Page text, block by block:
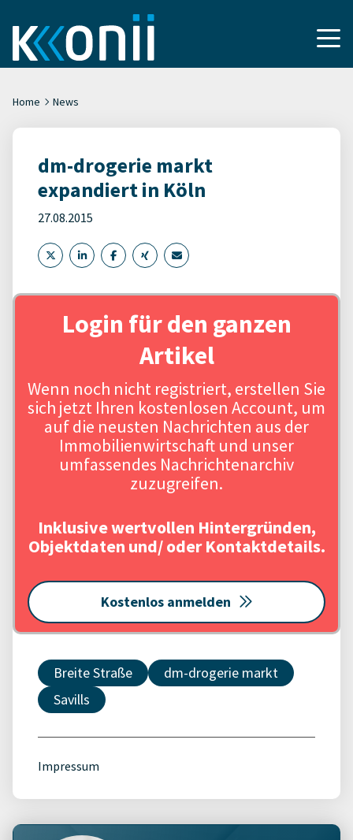
Home News
dm-drogerie markt
expandiert in Köln
27.08.2015
Login für den ganzen
Artikel
Wenn noch nicht registriert, erstellen Sie
sich jetzt Ihren kostenlosen Account, um
auf die neusten Nachrichten aus der
Immobilienwirtschaft und unser
umfassendes Nachrichtenarchiv
zuzugreifen.
Inklusive wertvollen Hintergründen,
Objektdaten und/ oder Kontaktdetails.
Kostenlos anmelden
Breite Straße
dm-drogerie markt
Savills
Impressum